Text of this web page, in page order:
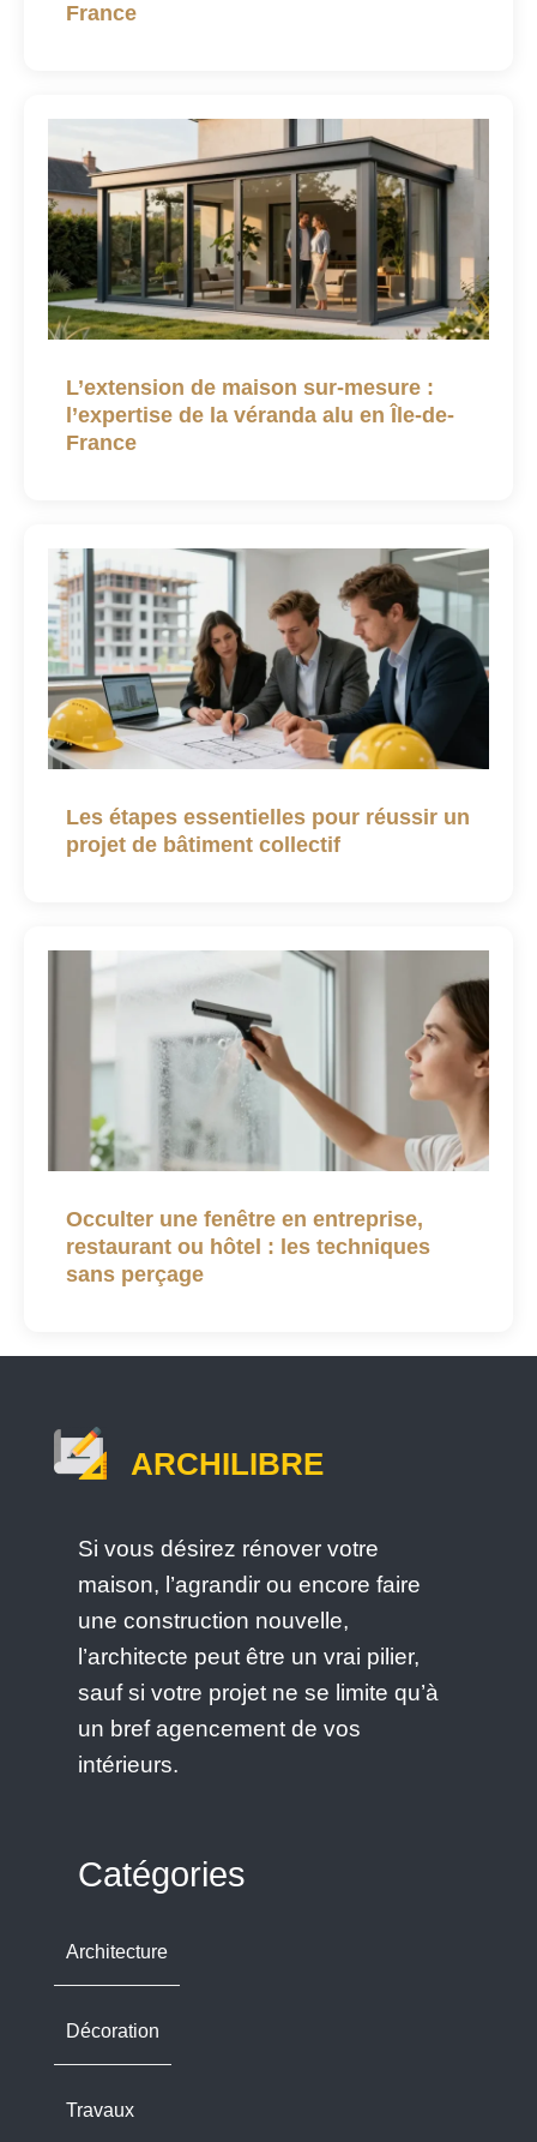
France
L’extension de maison sur-mesure :
l’expertise de la véranda alu en Île-de-
France
Les étapes essentielles pour réussir un
projet de bâtiment collectif
Occulter une fenêtre en entreprise,
restaurant ou hôtel : les techniques
sans perçage
ARCHILIBRE
Si vous désirez rénover votre
maison, l’agrandir ou encore faire
une construction nouvelle,
l’architecte peut être un vrai pilier,
sauf si votre projet ne se limite qu’à
un bref agencement de vos
intérieurs.
Catégories
Architecture
Décoration
Travaux